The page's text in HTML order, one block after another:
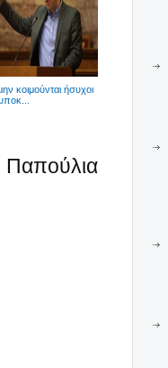
κοιμούνται ήσυχοι
Παπούλια